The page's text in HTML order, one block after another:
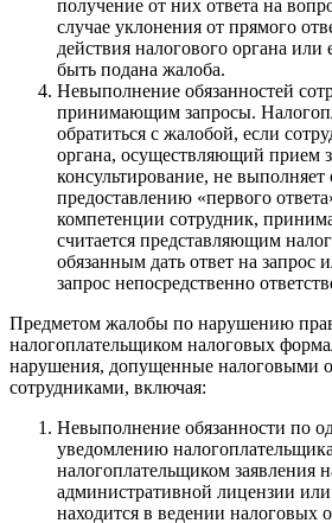
получение от них ответа на
случае уклонения от прямого
действия налогового органа или
быть подана жалоба.
Невыполнение обязанностей
принимающим запросы.
обратиться с жалобой, если
органа, осуществляющий прием
консультирование, не выполняет
предоставлению «первого
компетенции сотрудник,
считается представляющим
обязанным дать ответ на запрос
запрос непосредственно
Предметом жалобы по нарушению
налогоплательщиком налоговых
нарушения, допущенные налоговыми
сотрудниками, включая:
Невыполнение обязанности по
уведомлению
налогоплательщиком заявления
административной лицензии
находится в ведении налоговых